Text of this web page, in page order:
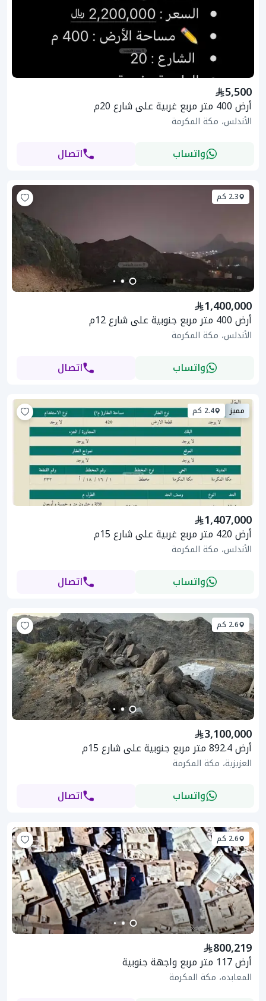
5,500
أرض 400 متر مربع غربية على شارع 20م
الأندلس، مكة المكرمة
واتساب اتصال
2.3 كم
1,400,000
أرض 400 متر مربع جنوبية على شارع 12م
الأندلس، مكة المكرمة
واتساب اتصال
مميز 2.4 كم
1,407,000
أرض 420 متر مربع غربية على شارع 15م
الأندلس، مكة المكرمة
واتساب اتصال
2.6 كم
3,100,000
أرض 892.4 متر مربع جنوبية على شارع 15م
العزيزية، مكة المكرمة
واتساب اتصال
2.6 كم
800,219
أرض 117 متر مربع واجهة جنوبية
المعابده، مكة المكرمة